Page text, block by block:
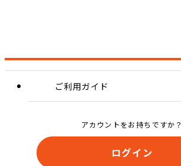
ご利用ガイド
アカウントをお持ちですか？
ログイン